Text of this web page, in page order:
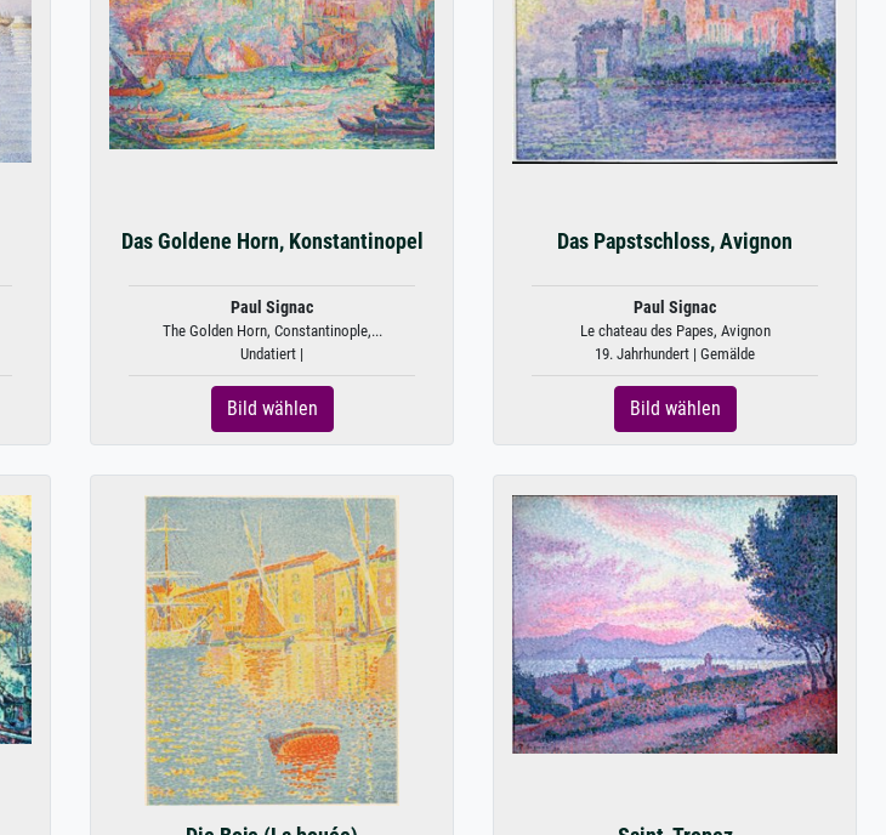
Das Goldene Horn, Konstantinopel
Paul Signac
The Golden Horn, Constantinople,...
Undatiert |
Bild wählen
Das Papstschloss, Avignon
Paul Signac
Le chateau des Papes, Avignon
19. Jahrhundert | Gemälde
Bild wählen